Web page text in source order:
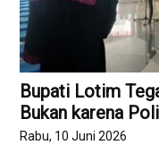
Bupati Lotim
Bukan karena
Rabu, 10 Juni 2026